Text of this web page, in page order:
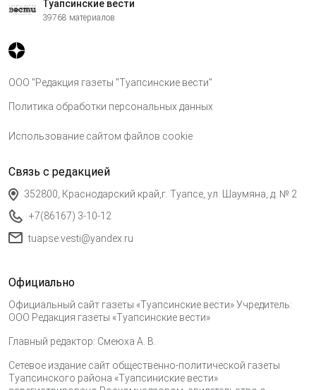
Туапсинские вести
39768 материалов
ООО "Редакция газеты "Туапсинские вести"
Политика обработки персональных данных
Использование сайтом файлов cookie
Связь с редакцией
352800, Краснодарский край,г. Туапсе, ул. Шаумяна, д. № 2
+7(86167) 3-10-12
tuapse.vesti@yandex.ru
Официально
Официальный сайт газеты «Туапсинские вести» Учредитель:
ООО Редакция газеты «Туапсинские вести»
Главный редактор: Смеюха А. В.
Сетевое издание сайт общественно-политической газеты
Туапсинского района «Туапсиниские вести»